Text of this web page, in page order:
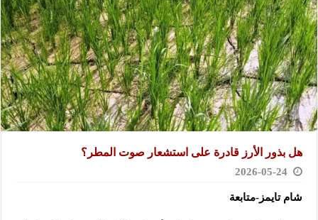
هل بذور الأرز قادرة على استشعار صوت المطر؟
2026-05-24
شام تايمز-متابعة